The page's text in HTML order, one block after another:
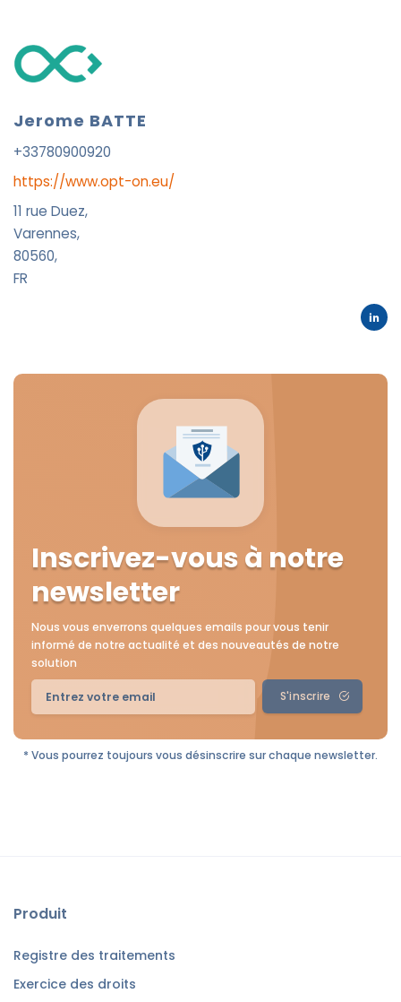
Jerome BATTE
+33780900920
https://www.opt-on.eu/
11 rue Duez,
Varennes,
80560,
FR
Inscrivez-vous à notre
newsletter
Nous vous enverrons quelques emails pour vous tenir
informé de notre actualité et des nouveautés de notre
solution
S'inscrire
* Vous pourrez toujours vous désinscrire sur chaque newsletter.
Produit
Registre des traitements
Exercice des droits